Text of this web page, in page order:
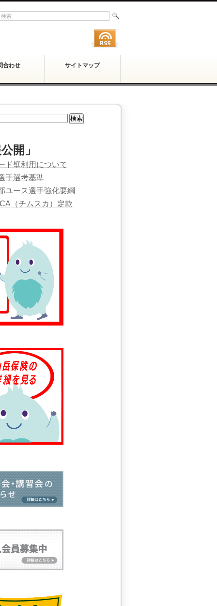
合わせ サイトマップ
開」
ド壁利用について
手選考基準
ユース選手強化要綱
（チムスカ）定款